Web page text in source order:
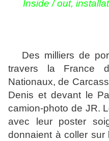
Inside / out,
Des milliers de
travers la France
Nationaux, de
Denis et devant le
camion-photo de JR.
avec leur poster
donnaient à coller